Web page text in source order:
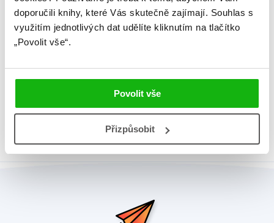
doporučili knihy, které Vás skutečně zajímají. Souhlas s
využitím jednotlivých dat udělíte kliknutím na tlačítko
„Povolit vše“.
Povolit vše
Přizpůsobit
Původní název Barbie Golden Storybook
EAN
Kniha
Vazba měkké desky z kartonu